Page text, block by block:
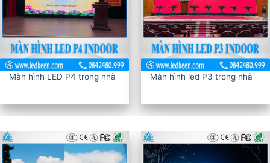
Màn hình LED P4 trong nhà Màn hình led P3 trong nhà
.